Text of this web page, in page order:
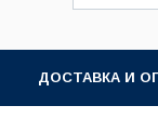
ДОСТАВКА И